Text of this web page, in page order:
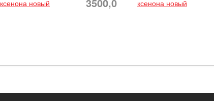
ксенона новый
ксенона новый